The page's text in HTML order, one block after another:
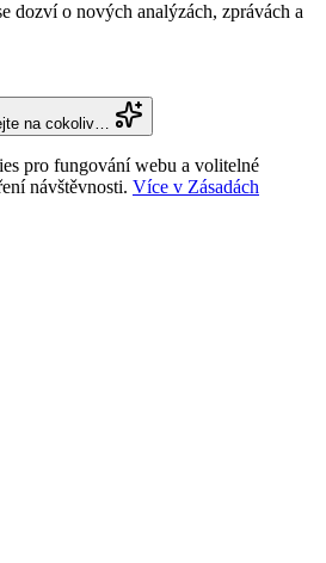
dozví o nových analýzách, zprávách a
na cokoliv…
pro fungování webu a volitelné
návštěvnosti. Více v Zásadách